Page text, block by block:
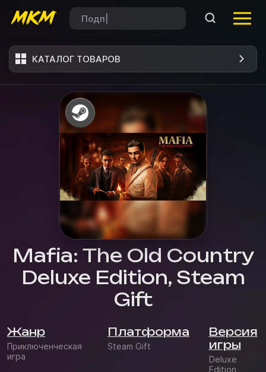
КАТАЛОГ ТОВАРОВ
Mafia: The Old Country
Deluxe Edition, Steam
Gift
Жанр
Приключенческая
игра
Платформа
Steam Gift
Версия
игры
Deluxe
Edition